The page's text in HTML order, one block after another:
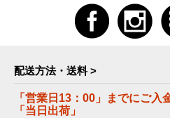
配送方法・送料 >
「営業日13：00」までにご入
「当日出荷」